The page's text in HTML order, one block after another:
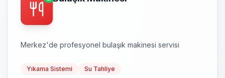
Merkez'de profesyonel bulaşık makinesi servisi
Yıkama Sistemi Su Tahliye